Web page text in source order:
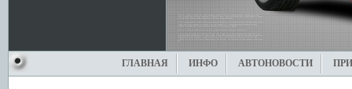
ГЛАВНАЯ ИНФО АВТОНОВОСТИ